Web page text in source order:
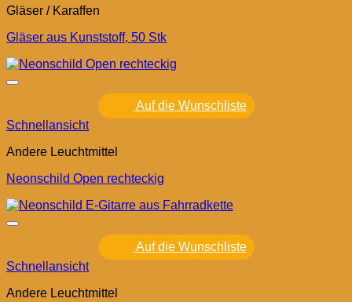
Gläser / Karaffen
Gläser aus Kunststoff, 50 Stk
Auf die Wunschliste
Schnellansicht
Andere Leuchtmittel
Neonschild Open rechteckig
Auf die Wunschliste
Schnellansicht
Andere Leuchtmittel